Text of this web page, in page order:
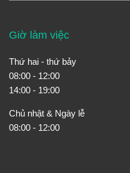
Giờ làm việc
Thứ hai - thứ bảy
08:00 - 12:00
14:00 - 19:00
Chủ nhật & Ngày lễ
08:00 - 12:00